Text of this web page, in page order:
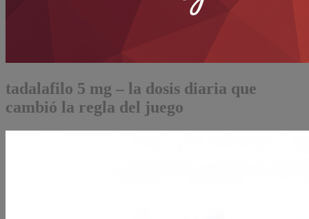
tadalafilo 5 mg – la dosis diaria que
cambió la regla del juego